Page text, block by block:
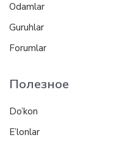
Odamlar
Guruhlar
Forumlar
Полезное
Do’kon
E’lonlar